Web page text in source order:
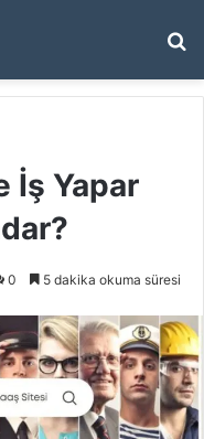
...
İş Yapar
0 5 dakika okuma süresi